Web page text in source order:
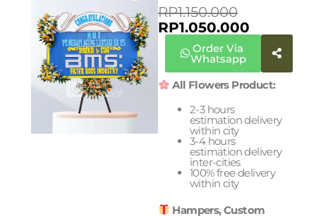
RP1.150.000
PRICE
RP1.050.000
Order Via
Whatsapp
All Flowers Product:
2-3 hours
estimation delivery
within city
3-4 hours
estimation delivery
inter-cities
100% free delivery
within city
Hampers, Custom